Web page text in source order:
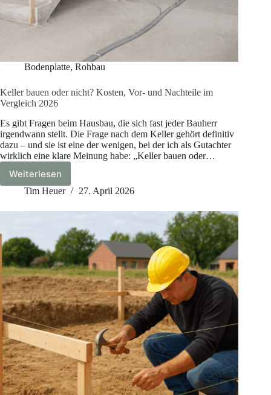
Bodenplatte, Rohbau
Keller bauen oder nicht? Kosten, Vor- und Nachteile im
Vergleich 2026
Es gibt Fragen beim Hausbau, die sich fast jeder Bauherr
irgendwann stellt. Die Frage nach dem Keller gehört definitiv
dazu – und sie ist eine der wenigen, bei der ich als Gutachter
wirklich eine klare Meinung habe: „Keller bauen oder…
Weiterlesen
Keller
bauen
nicht?
und
Nachteile
im
Vergleich
2026
Tim Heuer 27. April 2026